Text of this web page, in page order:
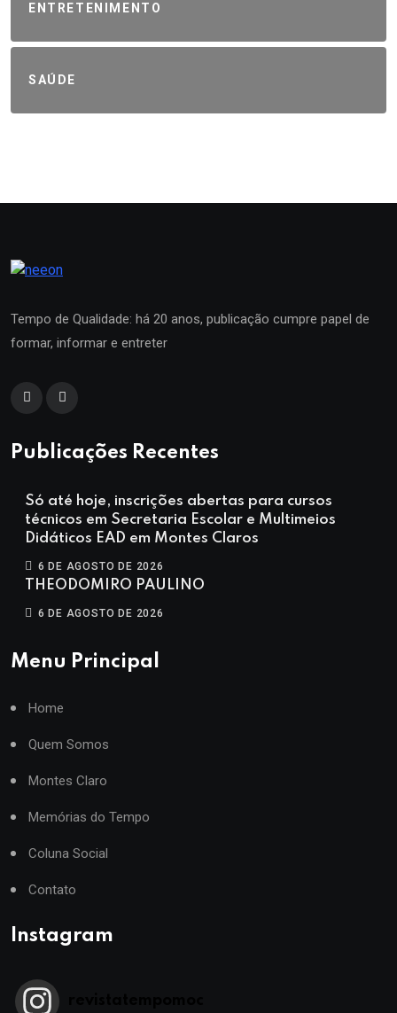
ENTRETENIMENTO
SAÚDE
Tempo de Qualidade: há 20 anos, publicação cumpre papel de
formar, informar e entreter
Publicações Recentes
Só até hoje, inscrições abertas para cursos
técnicos em Secretaria Escolar e Multimeios
Didáticos EAD em Montes Claros
6 DE AGOSTO DE 2026
THEODOMIRO PAULINO
6 DE AGOSTO DE 2026
Menu Principal
Home
Quem Somos
Montes Claro
Memórias do Tempo
Coluna Social
Contato
Instagram